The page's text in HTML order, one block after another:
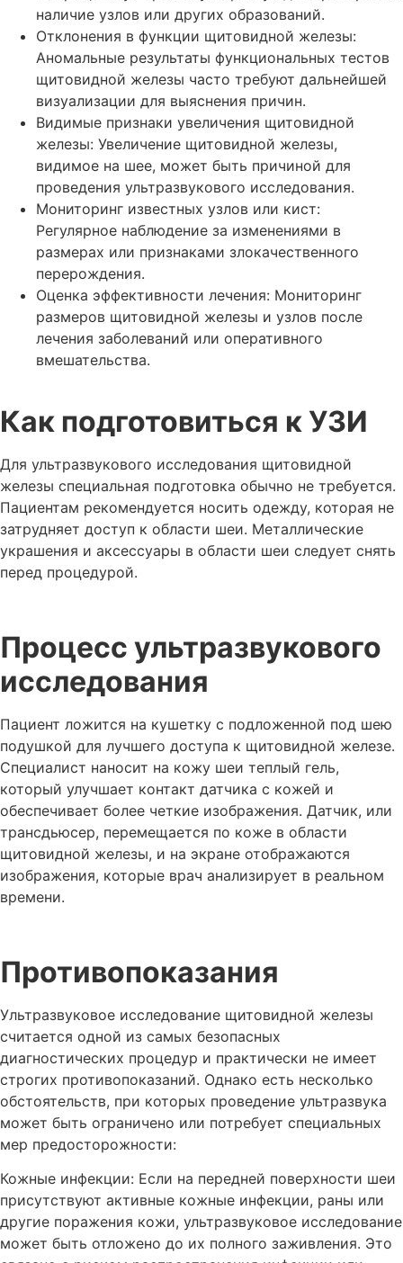
наличие узлов или других образований.
Отклонения в функции щитовидной железы:
Аномальные результаты функциональных тестов
щитовидной железы часто требуют дальнейшей
визуализации для выяснения причин.
Видимые признаки увеличения щитовидной
железы: Увеличение щитовидной железы,
видимое на шее, может быть причиной для
проведения ультразвукового исследования.
Мониторинг известных узлов или кист:
Регулярное наблюдение за изменениями в
размерах или признаками злокачественного
перерождения.
Оценка эффективности лечения: Мониторинг
размеров щитовидной железы и узлов после
лечения заболеваний или оперативного
вмешательства.
Как подготовиться к УЗИ
Для ультразвукового исследования щитовидной
железы специальная подготовка обычно не требуется.
Пациентам рекомендуется носить одежду, которая не
затрудняет доступ к области шеи. Металлические
украшения и аксессуары в области шеи следует снять
перед процедурой.
Процесс ультразвукового
исследования
Пациент ложится на кушетку с подложенной под шею
подушкой для лучшего доступа к щитовидной железе.
Специалист наносит на кожу шеи теплый гель,
который улучшает контакт датчика с кожей и
обеспечивает более четкие изображения. Датчик, или
трансдьюсер, перемещается по коже в области
щитовидной железы, и на экране отображаются
изображения, которые врач анализирует в реальном
времени.
Противопоказания
Ультразвуковое исследование щитовидной железы
считается одной из самых безопасных
диагностических процедур и практически не имеет
строгих противопоказаний. Однако есть несколько
обстоятельств, при которых проведение ультразвука
может быть ограничено или потребует специальных
мер предосторожности:
Кожные инфекции: Если на передней поверхности шеи
присутствуют активные кожные инфекции, раны или
другие поражения кожи, ультразвуковое исследование
может быть отложено до их полного заживления. Это